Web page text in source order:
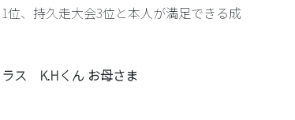
位、持久走大会3位と本人が満足できる成
ス K.Hくん お母さま